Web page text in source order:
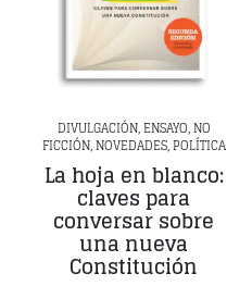
DIVULGACIÓN, ENSAYO, NO
FICCIÓN, NOVEDADES, POLÍTICA
La hoja en blanco:
claves para
conversar sobre
una nueva
Constitución